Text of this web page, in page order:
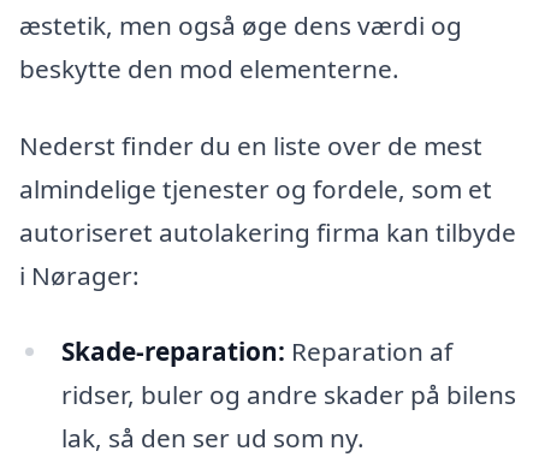
æstetik, men også øge dens værdi og
beskytte den mod elementerne.
Nederst finder du en liste over de mest
almindelige tjenester og fordele, som et
autoriseret autolakering firma kan tilbyde
i Nørager:
Skade-reparation: Reparation af
ridser, buler og andre skader på bilens
lak, så den ser ud som ny.